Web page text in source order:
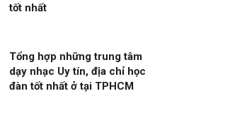
tốt nhất
Tổng hợp những trung tâm
dạy nhạc Uy tín, địa chỉ học
đàn tốt nhất ở tại TPHCM